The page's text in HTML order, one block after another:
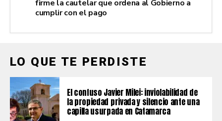
firme la cautelar que ordena al Gobierno a
cumplir con el pago
LO QUE TE PERDISTE
El confuso Javier Milei: inviolabilidad de
la propiedad privada y silencio ante una
capilla usurpada en Catamarca